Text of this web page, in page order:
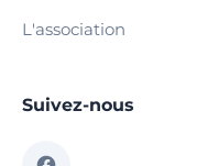
L'association
Suivez-nous